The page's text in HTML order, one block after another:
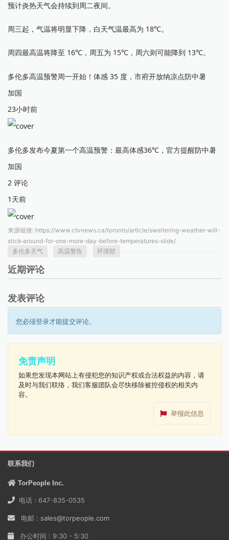
预计炎热天气会持续到周二夜间。
周三起，气温将明显下降，白天气温最高为 18℃。
周四最高温将降至 16℃，周五为 15℃，周六则可能降到 13℃。
多伦多高温预警周一开始！体感 35 度，市府开放纳凉点防中暑
加国
23小时前
多伦多发布今夏第一个高温预警：最高体感36℃，官方提醒防中暑
加国
2 评论
1天前
来源链接: https://www.ctvnews.ca/toronto/article/sweltering-weather-will-
stick-around-for-one-more-day-before-temperatures-slide/
多伦多天气
高温警告 环境部
近期评论
发表评论
您必须登录才能提交评论。
免责声明
如果您发现本网站上有侵犯您的知识产权或合法权益的内容，请
及时与我们联络，我们客服团队会尽快移除被控侵权的相关内
容。
举报此信息
联系我们
TorPeople Inc.
电话 : 647-835-0535
电邮 : sales@torpeople.com
办公时间 : 9:30 - 5:30